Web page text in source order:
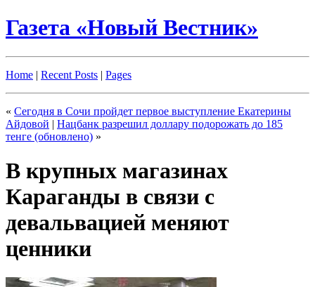
Газета «Новый Вестник»
Home | Recent Posts | Pages
« Сегодня в Сочи пройдет первое выступление Екатерины
Айдовой | Нацбанк разрешил доллару подорожать до 185
тенге (обновлено) »
В крупных магазинах
Караганды в связи с
девальвацией меняют
ценники